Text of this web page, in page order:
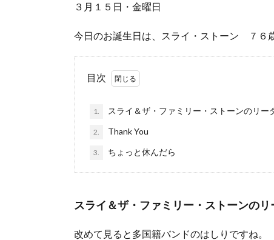
３月１５日・金曜日
今日のお誕生日は、スライ・ストーン ７６
目次
1. スライ＆ザ・ファミリー・ストーンのリー
2. Thank You
3. ちょっと休んだら
スライ＆ザ・ファミリー・ストーンのリ
改めて見ると多国籍バンドのはしりですね。